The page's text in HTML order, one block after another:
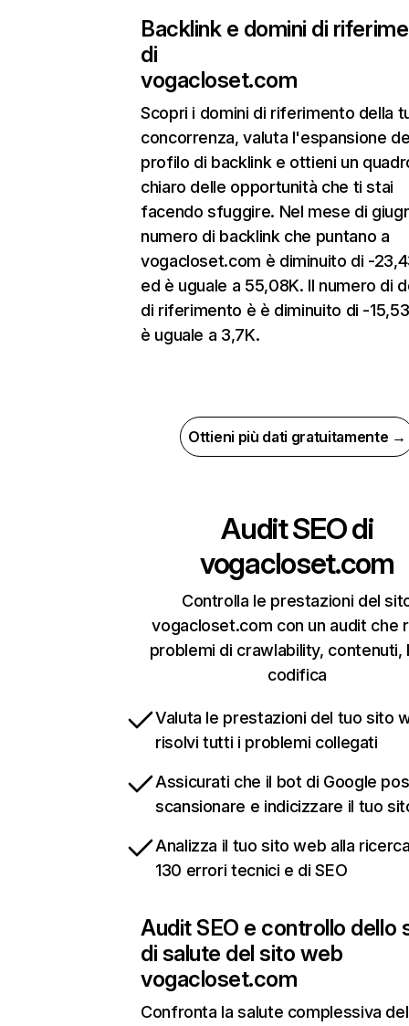
Backlink e domini di
di
vogacloset.com
Scopri i domini di riferimento della
concorrenza, valuta l'espansione
profilo di backlink e ottieni un
chiaro delle opportunità che ti stai
facendo sfuggire. Nel mese di
numero di backlink che puntano a
vogacloset.com è diminuito di -
ed è uguale a 55,08K. Il numero di
di riferimento è è diminuito di -
è uguale a 3,7K.
Ottieni più dati gratuitamente →
Audit SEO di
vogacloset.com
Controlla le prestazioni del
vogacloset.com con un audit che
problemi di crawlability, contenuti,
codifica
Valuta le prestazioni del tuo sito
risolvi tutti i problemi collegati
Assicurati che il bot di Google
scansionare e indicizzare il tuo
Analizza il tuo sito web alla
130 errori tecnici e di SEO
Audit SEO e controllo dello
di salute del sito web
vogacloset.com
Confronta la salute complessiva